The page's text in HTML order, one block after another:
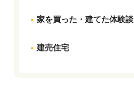
家を買った・建てた体験談
建売住宅